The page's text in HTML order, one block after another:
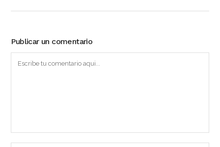
Publicar un comentario